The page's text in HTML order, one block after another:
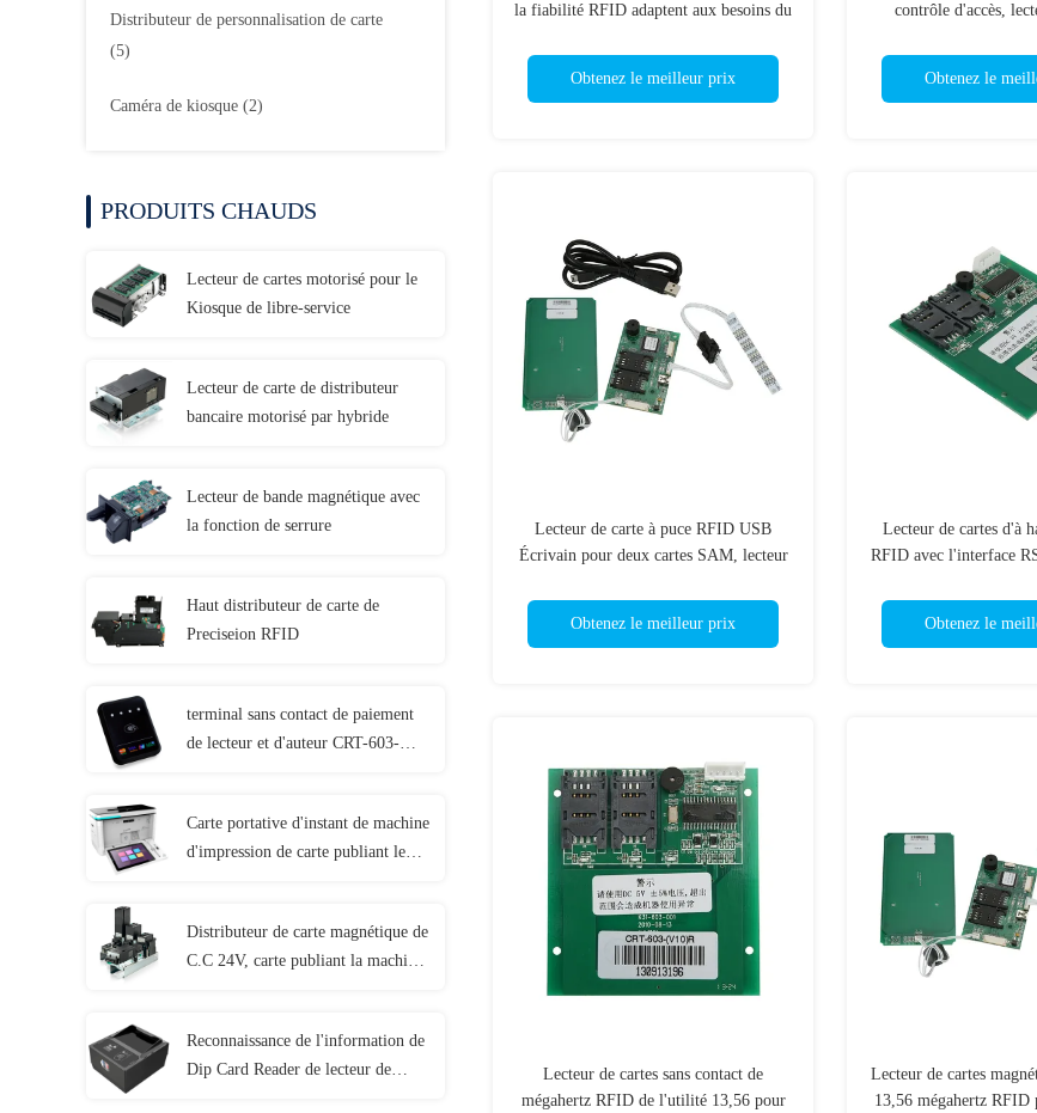
Distributeur de personnalisation de carte
(5)
Caméra de kiosque (2)
PRODUITS CHAUDS
Lecteur de cartes motorisé pour le
Kiosque de libre-service
Lecteur de carte de distributeur
bancaire motorisé par hybride
Lecteur de bande magnétique avec
la fonction de serrure
Haut distributeur de carte de
Preciseion RFID
terminal sans contact de paiement
de lecteur et d'auteur CRT-603-
Carte portative d'instant de machine
d'impression de carte publiant le
Distributeur de carte magnétique de
C.C 24V, carte publiant la machine
Reconnaissance de l'information de
Dip Card Reader de lecteur de
la fiabilité RFID adaptent aux besoins du
Obtenez le meilleur prix
contrôle d'accès,
Obtenez le
Lecteur de carte à puce RFID USB
Écrivain pour deux cartes SAM, lecteur
Obtenez le meilleur prix
Lecteur de cartes d'à
RFID avec l'interface
Obtenez le
Lecteur de cartes sans contact de
mégahertz RFID de l'utilité 13,56 pour
Lecteur de cartes
13,56 mégahertz RFID